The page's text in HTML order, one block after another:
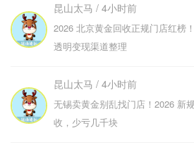
昆山太马 / 4小时前
2026 北京黄金回收正规门店红榜
透明变现渠道整理
昆山太马 / 4小时前
无锡卖黄金别乱找门店！2026 新
收，少亏几千块